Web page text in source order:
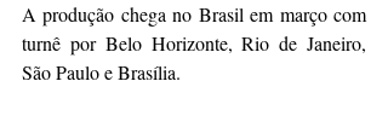
A produção chega no Brasil em março com
turnê por Belo Horizonte, Rio de Janeiro,
São Paulo e Brasília.